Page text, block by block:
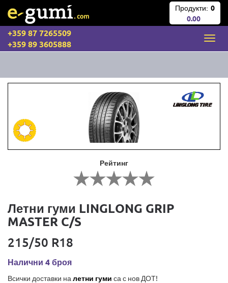
Продукти: 0
0.00
+359 87 7265509
+359 89 3605888
Рейтинг
Летни гуми LINGLONG GRIP
MASTER C/S
215/50 R18
Налични 4 броя
Всички доставки на летни гуми са с нов ДОТ!